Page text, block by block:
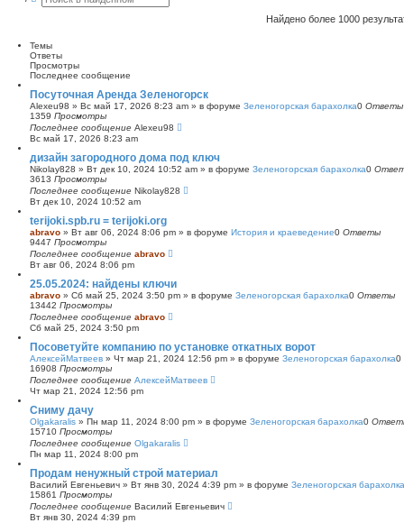
р
е
н
н
ы
й
п
о
и
к
Найдено более 1000
Темы
Ответы
Просмотры
Последнее сообщение
Посуточная Аренда Зеленогорск
Alexeu98 » Вс май 17, 2026 8:23 am » в форуме Зеленогорская барахолка0 Ответы
1359 Просмотры
Последнее сообщение Alexeu98
Вс май 17, 2026 8:23 am
дизайн загородного дома под ключ
Nikolay828 » Вт дек 10, 2024 10:52 am » в форуме Зеленогорская барахолка0
3613 Просмотры
Последнее сообщение Nikolay828
Вт дек 10, 2024 10:52 am
terijoki.spb.ru = terijoki.org
abravo » Вт авг 06, 2024 8:06 pm » в форуме История и краеведение0 Ответы
9447 Просмотры
Последнее сообщение abravo
Вт авг 06, 2024 8:06 pm
25.05.2024: найдены ключи
abravo » Сб май 25, 2024 3:50 pm » в форуме Зеленогорская барахолка0 Ответы
13442 Просмотры
Последнее сообщение abravo
Сб май 25, 2024 3:50 pm
Посоветуйте компанию по установке откатных ворот
АлексейМатвеев » Чт мар 21, 2024 12:56 pm » в форуме Зеленогорская барахолка0
16908 Просмотры
Последнее сообщение АлексейМатвеев
Чт мар 21, 2024 12:56 pm
Сниму дачу
Olgakaralis » Пн мар 11, 2024 8:00 pm » в форуме Зеленогорская барахолка0
15710 Просмотры
Последнее сообщение Olgakaralis
Пн мар 11, 2024 8:00 pm
Продам ненужный строй материал
Василий Евгеньевич » Вт янв 30, 2024 4:39 pm » в форуме Зеленогорская барахолка
15861 Просмотры
Последнее сообщение Василий Евгеньевич
Вт янв 30, 2024 4:39 pm